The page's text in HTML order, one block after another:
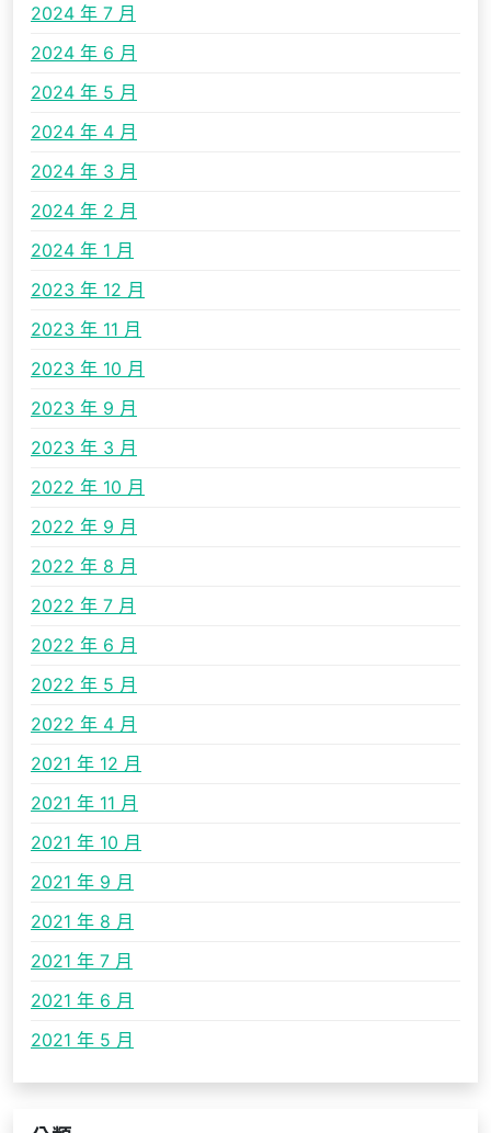
2024 年 7 月
2024 年 6 月
2024 年 5 月
2024 年 4 月
2024 年 3 月
2024 年 2 月
2024 年 1 月
2023 年 12 月
2023 年 11 月
2023 年 10 月
2023 年 9 月
2023 年 3 月
2022 年 10 月
2022 年 9 月
2022 年 8 月
2022 年 7 月
2022 年 6 月
2022 年 5 月
2022 年 4 月
2021 年 12 月
2021 年 11 月
2021 年 10 月
2021 年 9 月
2021 年 8 月
2021 年 7 月
2021 年 6 月
2021 年 5 月